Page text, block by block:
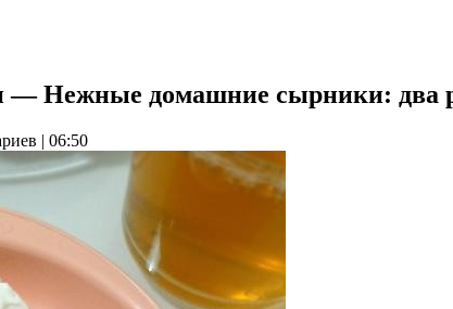
Нежные домашние сырники: два
| 06:50